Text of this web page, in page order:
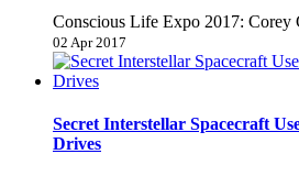
Conscious Life Expo 2017: Corey
02 Apr 2017
Secret Interstellar Spacecraft
Drives